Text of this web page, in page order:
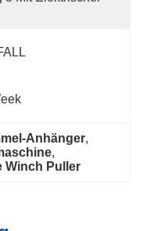
Anhänger,
,
Winch Puller